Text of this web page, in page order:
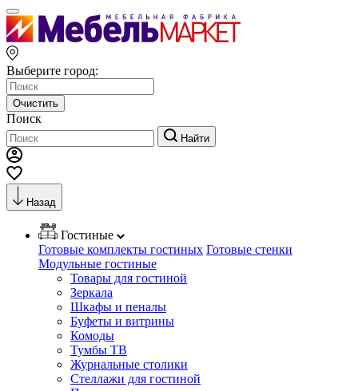
Выберите город:
Очистить
Поиск
Найти
Назад
Гостиные
Готовые комплекты гостиных Готовые стенки
Модульные гостиные
Товары для гостиной
Зеркала
Шкафы и пеналы
Буфеты и витрины
Комоды
Тумбы ТВ
Журнальные столики
Стеллажи для гостиной